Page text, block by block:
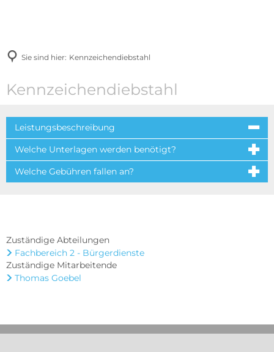
Sie sind hier: Kennzeichendiebstahl
Kennzeichendiebstahl
Leistungsbeschreibung
Welche Unterlagen werden benötigt?
Welche Gebühren fallen an?
Zuständige Abteilungen
Fachbereich 2 - Bürgerdienste
Zuständige Mitarbeitende
Thomas Goebel